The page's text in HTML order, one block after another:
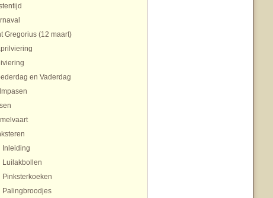
Gregorius (12 maart)
en Vaderdag
Inleiding
Luilakbollen
Pinksterkoeken
Palingbroodjes